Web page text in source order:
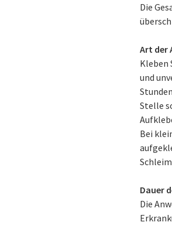
Die
Art der
Kleben
und
Stelle
Bei
Dauer
Die